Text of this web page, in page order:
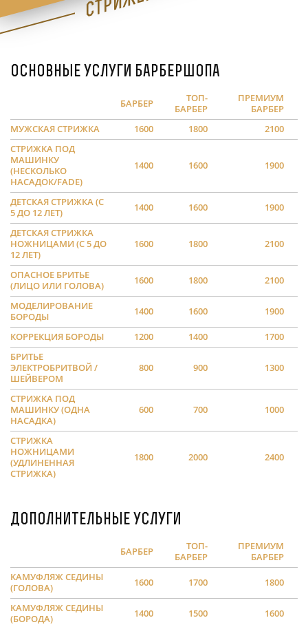
Основные услуги барбершопа
БАРБЕР
ТОП-
БАРБЕР
ПРЕМИУМ
БАРБЕР
МУЖСКАЯ СТРИЖКА
1600 1800
2100
СТРИЖКА ПОД
МАШИНКУ
(НЕСКОЛЬКО
НАСАДОК/FADE)
1400 1600 1900
ДЕТСКАЯ СТРИЖКА (С
5 ДО 12 ЛЕТ)
1400 1600 1900
ДЕТСКАЯ СТРИЖКА
НОЖНИЦАМИ (С 5 ДО
12 ЛЕТ)
1600 1800 2100
ОПАСНОЕ БРИТЬЕ
(ЛИЦО ИЛИ ГОЛОВА)
1600 1800 2100
МОДЕЛИРОВАНИЕ
БОРОДЫ
1400 1600 1900
КОРРЕКЦИЯ БОРОДЫ 1200 1400
1700
БРИТЬЕ
ЭЛЕКТРОБРИТВОЙ /
ШЕЙВЕРОМ
800 900 1300
СТРИЖКА ПОД
МАШИНКУ (ОДНА
НАСАДКА)
600 700 1000
СТРИЖКА
НОЖНИЦАМИ
(УДЛИНЕННАЯ
СТРИЖКА)
1800 2000 2400
Дополнительные услуги
БАРБЕР
ТОП-
БАРБЕР
ПРЕМИУМ
БАРБЕР
КАМУФЛЯЖ СЕДИНЫ
(ГОЛОВА)
1600 1700 1800
КАМУФЛЯЖ СЕДИНЫ
(БОРОДА)
1400 1500 1600